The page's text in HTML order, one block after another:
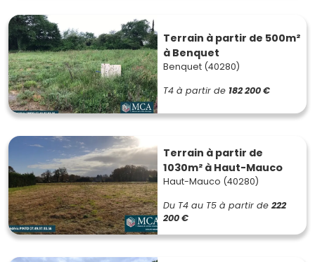
Terrain à partir de 500m²
à Benquet
Benquet (40280)
T4 à partir de 182 200 €
Terrain à partir de
1030m² à Haut-Mauco
Haut-Mauco (40280)
Du T4 au T5 à partir de 222
200 €